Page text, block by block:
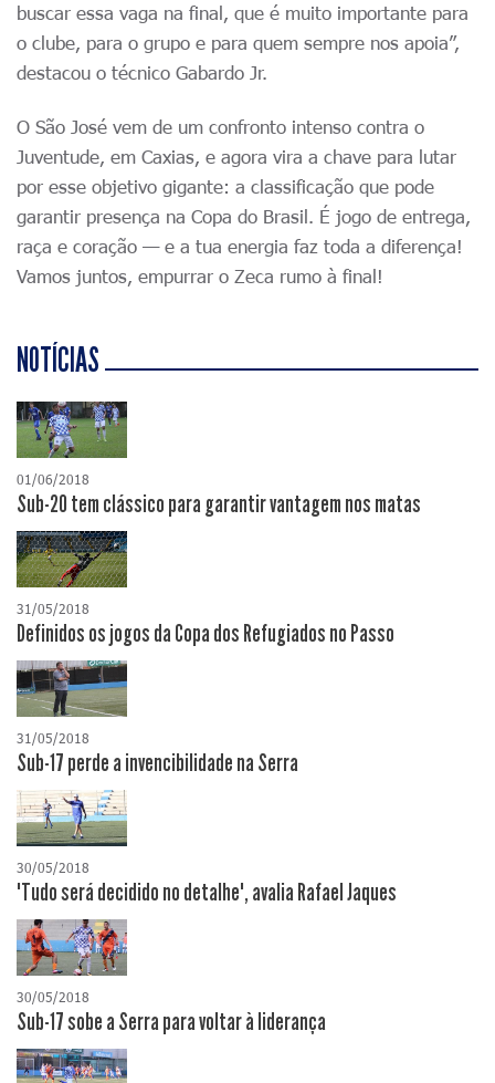
buscar essa vaga na final, que é muito importante para
o clube, para o grupo e para quem sempre nos apoia”,
destacou o técnico Gabardo Jr.
O São José vem de um confronto intenso contra o
Juventude, em Caxias, e agora vira a chave para lutar
por esse objetivo gigante: a classificação que pode
garantir presença na Copa do Brasil. É jogo de entrega,
raça e coração — e a tua energia faz toda a diferença!
Vamos juntos, empurrar o Zeca rumo à final!
NOTÍCIAS
01/06/2018
Sub-20 tem clássico para garantir vantagem nos matas
31/05/2018
Definidos os jogos da Copa dos Refugiados no Passo
31/05/2018
Sub-17 perde a invencibilidade na Serra
30/05/2018
"Tudo será decidido no detalhe", avalia Rafael Jaques
30/05/2018
Sub-17 sobe a Serra para voltar à liderança